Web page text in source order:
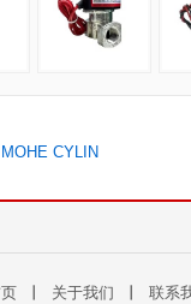
MOHE CYLIN
关于我们 联系